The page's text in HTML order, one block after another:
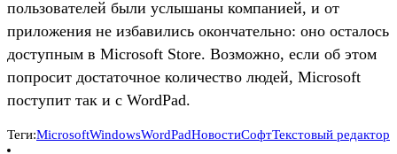
пользователей были услышаны компанией, и от
приложения не избавились окончательно: оно осталось
доступным в Microsoft Store. Возможно, если об этом
попросит достаточное количество людей, Microsoft
поступит так и с WordPad.
Теги:MicrosoftWindowsWordPadНовостиСофтТекстовый редактор